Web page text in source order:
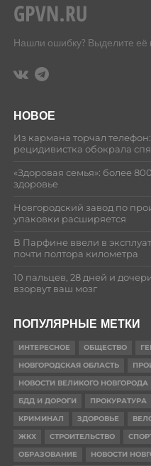
Нашли ошибку? Выделите её
НОВОЕ
Из кармана торчал
рецидивистка обокрала
«Здоровая семья»: более
здоровье
Новгородский завод по
упаковки расширяется
В Парфине ввели в
почти полтора километра
10 пальцев, 28 дней и
взорвут ваш мозг
ПОПУЛЯРНЫЕ МЕТКИ
ИНТЕРЕСНОЕ ОБЩЕСТВО
НОВГОРОДСКАЯ ОБЛАСТЬ
НОВОСТИ ВЕЛИКОГО НОВГОРОДА
БДД И ДОРОГИ
ПРОКУРАТУРА
КРИМИНАЛ
ЗДОРОВЬЕ
ЖКХ
СТРОИТЕЛЬСТВО
ОБРАЗОВАНИЕ
НОВОСТИ